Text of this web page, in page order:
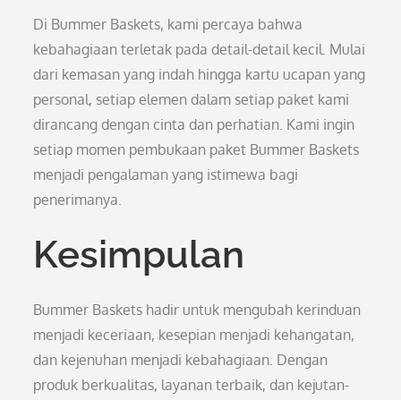
Di Bummer Baskets, kami percaya bahwa
kebahagiaan terletak pada detail-detail kecil. Mulai
dari kemasan yang indah hingga kartu ucapan yang
personal, setiap elemen dalam setiap paket kami
dirancang dengan cinta dan perhatian. Kami ingin
setiap momen pembukaan paket Bummer Baskets
menjadi pengalaman yang istimewa bagi
penerimanya.
Kesimpulan
Bummer Baskets hadir untuk mengubah kerinduan
menjadi keceriaan, kesepian menjadi kehangatan,
dan kejenuhan menjadi kebahagiaan. Dengan
produk berkualitas, layanan terbaik, dan kejutan-